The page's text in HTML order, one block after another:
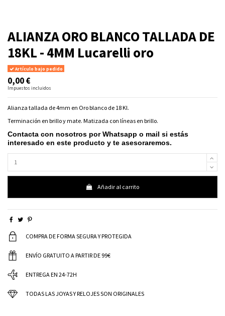
ALIANZA ORO BLANCO TALLADA DE
18KL - 4MM Lucarelli oro
Artículo bajo pedido
0,00 €
Impuestos incluidos
Alianza tallada de 4mm en Oro blanco de 18 Kl.
Terminación en brillo y mate. Matizada con líneas en brillo.
Contacta con nosotros por Whatsapp o mail si estás
interesado en este producto y te asesoraremos.
Añadir al carrito
COMPRA DE FORMA SEGURA Y PROTEGIDA
ENVÍO GRATUITO A PARTIR DE 99€
ENTREGA EN 24-72H
TODAS LAS JOYAS Y RELOJES SON ORIGINALES